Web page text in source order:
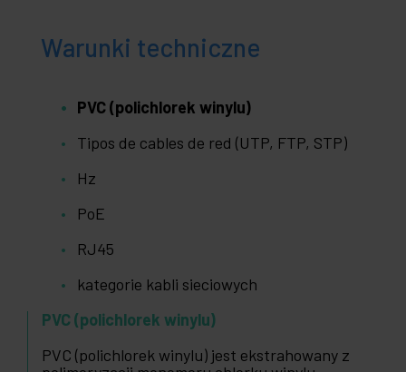
Warunki techniczne
PVC (polichlorek winylu)
Tipos de cables de red (UTP, FTP, STP)
Hz
PoE
RJ45
kategorie kabli sieciowych
PVC (polichlorek winylu)
PVC (polichlorek winylu) jest ekstrahowany z